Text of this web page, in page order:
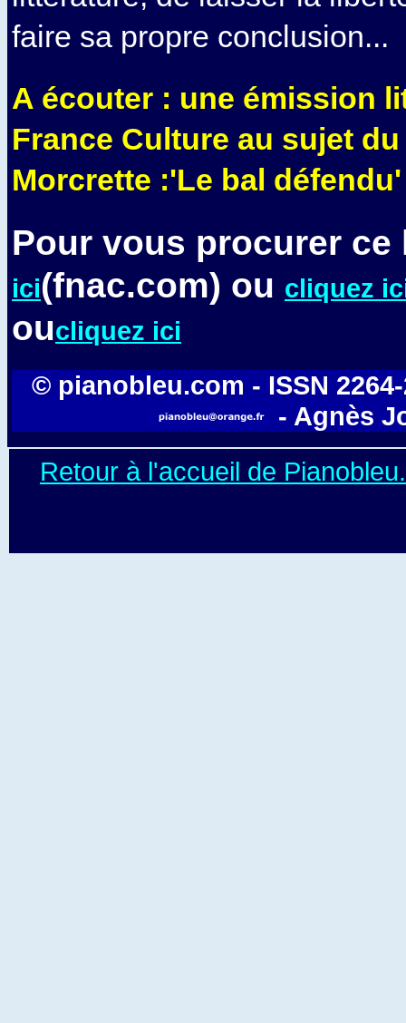
faire sa propre conclusion...
A écouter : une émission
France Culture au sujet
Morcrette :'Le bal
Pour vous procurer
ici(fnac.com) ou cliquez
oucliquez ici
© pianobleu.com - ISSN
- Agnès
Retour à l'accueil de